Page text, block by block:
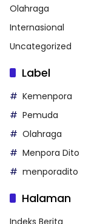
Olahraga
Internasional
Uncategorized
Label
Kemenpora
Pemuda
Olahraga
Menpora Dito
menporadito
Halaman